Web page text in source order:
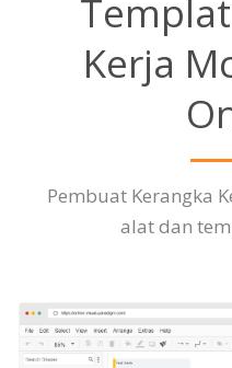
Kerja
Pembuat Kerangka
alat dan